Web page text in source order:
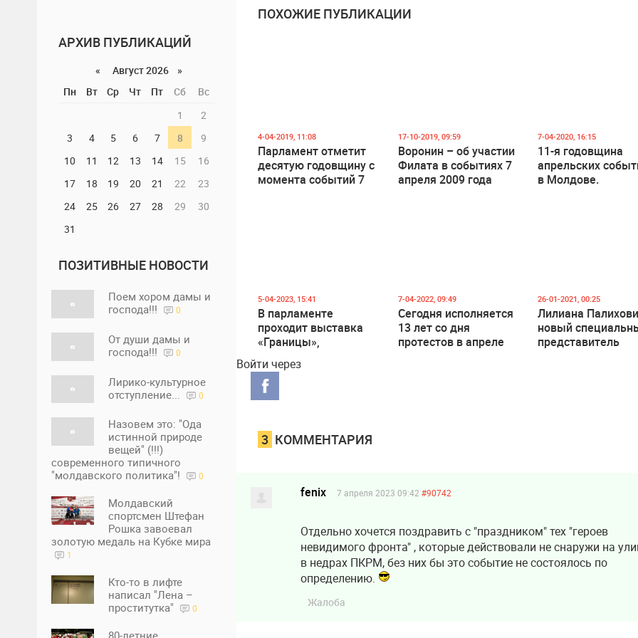
АРХИВ ПУБЛИКАЦИЙ
«
Август 2026 »
Пн
Вт Ср Чт Пт Сб
Вс
1
2
3
4 5 6 7 8
9
10
11 12 13 14 15
16
17
18 19 20 21 22
23
24
25 26 27 28 29
30
31
ПОЗИТИВНЫЕ НОВОСТИ
Поем хором дамы и
господа!!!
0
От души дамы и
господа!!!
0
Лирико-культурное
отступление...
0
Назовем это: "Ода
истинной природе
вещей" (!!!)
современного типичного
"молдавского политика"!
0
Молдавский
спортсмен Штефан
Рошка завоевал
золотую медаль на Кубке мира
1
Кто-то в лифте
написал "Лена –
проститутка"
0
ПОХОЖИЕ ПУБЛИКАЦИИ
4-04-2019, 11:08
Парламент отметит
десятую годовщину с
момента событий 7
17-10-2019, 09:59
Воронин – об участии
Филата в событиях 7
апреля 2009 года
7-04-2020, 16:15
11-я годовщина
апрельских
в Молдове.
5-04-2023, 15:41
В парламенте
проходит выставка
«Границы»,
событиям 7 апреля
2009 года
7-04-2022, 09:49
Сегодня исполняется
13 лет со дня
протестов в апреле
26-01-2021, 00:25
Лилиана
новый
представитель
Войти через
3 КОММЕНТАРИЯ
fenix 7 апреля 2023 09:42#90742
Отдельно хочется поздравить с "праздником" тех "героев
невидимого фронта" , которые действовали не снаружи на
в недрах ПКРМ, без них бы это событие не состоялось по
определению.
Жалоба